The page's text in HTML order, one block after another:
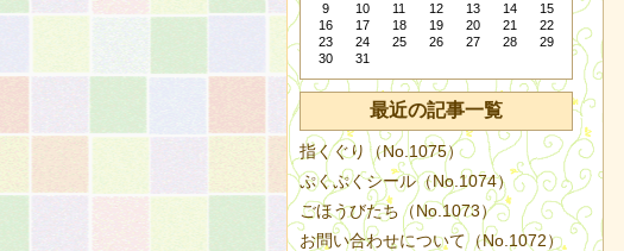
9
10 11 12 13 14
15
16
17 18 19 20 21
22
23
24 25 26 27 28
29
30
31
最近の記事一覧
指くぐり（No.1075）
ぷくぷくシール（No.1074）
ごほうびたち（No.1073）
お問い合わせについて（No.1072）